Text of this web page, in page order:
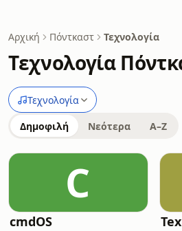
Αρχική Πόντκαστ Τεχνολογία
Τεχνολογία
Τεχνολογία
Δημοφιλή Νεότερα A–Z
C
cmdOS